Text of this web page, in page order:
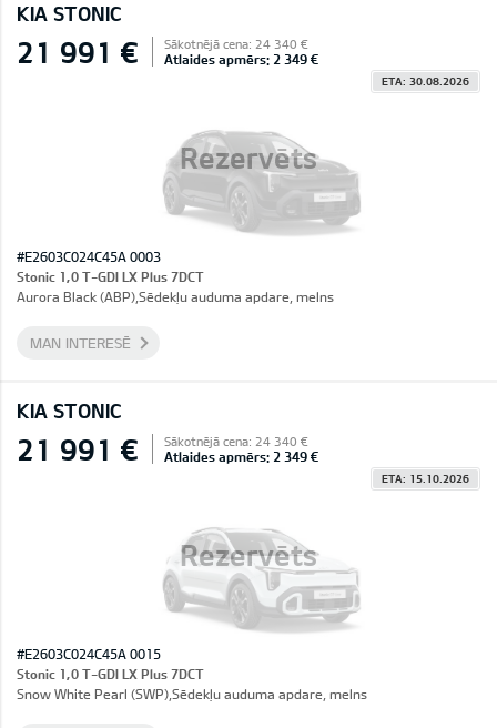
KIA STONIC
Rezervēts
21 991 € Sākotnējā cena: 24 340 €
Atlaides apmērs: 2 349 €
ETA: 30.08.2026
#E2603C024C45A 0003
Stonic 1,0 T-GDI LX Plus 7DCT
Aurora Black (ABP),Sēdekļu auduma apdare, melns
MAN INTERESĒ
KIA STONIC
Rezervēts
21 991 € Sākotnējā cena: 24 340 €
Atlaides apmērs: 2 349 €
ETA: 15.10.2026
#E2603C024C45A 0015
Stonic 1,0 T-GDI LX Plus 7DCT
Snow White Pearl (SWP),Sēdekļu auduma apdare, melns